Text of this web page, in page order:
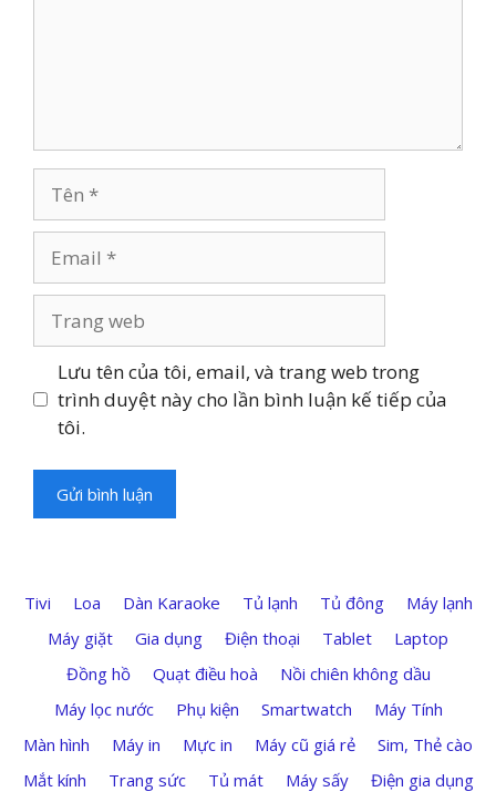
web
Lưu tên của tôi, email, và trang web trong
trình duyệt này cho lần bình luận kế tiếp của
tôi.
Tivi Loa Dàn Karaoke Tủ lạnh Tủ đông
Máy lạnh
Máy giặt
Gia dụng Điện thoại Tablet
Laptop
Đồng hồ
Quạt điều hoà
Nồi chiên không dầu
Máy lọc nước
Phụ kiện Smartwatch
Máy Tính
Màn hình
Máy in Mực in Máy cũ giá rẻ
Sim, Thẻ cào
Mắt kính
Trang sức Tủ mát Máy sấy
Điện gia dụng